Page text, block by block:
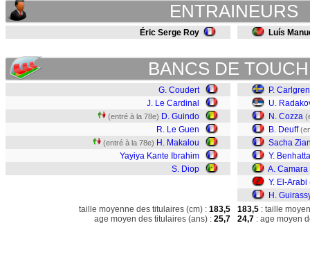
ENTRAINEURS
Éric Serge Roy Luís
BANCS DE
G. Coudert
J. Le Cardinal
(entré à la 78e) D. Guindo
R. Le Guen
(entré à la 78e) H. Makalou
Yayiya Kante Ibrahim
S. Diop
P. Carlgren
U.
N. Cozza
B. Deuff
Sacha
Y.
A. Camara
Y. El-Arabi
H.
taille moyenne des titulaires (cm) : 183,5
age moyen des titulaires (ans) : 25,7
183,5 : taille
24,7 : age moyen